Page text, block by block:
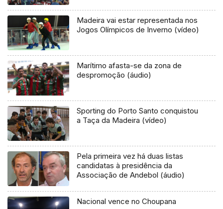
Madeira vai estar representada nos
Jogos Olímpicos de Inverno (vídeo)
Marítimo afasta-se da zona de
despromoção (áudio)
Sporting do Porto Santo conquistou
a Taça da Madeira (vídeo)
Pela primeira vez há duas listas
candidatas à presidência da
Associação de Andebol (áudio)
Nacional vence no Choupana